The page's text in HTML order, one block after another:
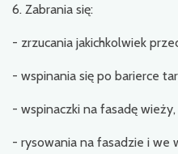
6. Zabrania się:
- zrzucania jakichkolwiek
- wspinania się po barierce
- wspinaczki na fasadę wieży,
- rysowania na fasadzie i we